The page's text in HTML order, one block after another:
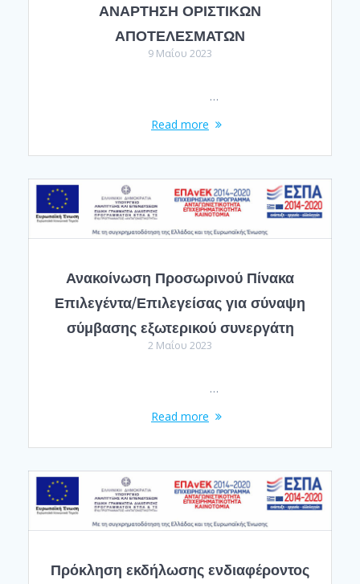
ΑΝΑΡΤΗΣΗ ΟΡΙΣΤΙΚΩΝ
ΑΠΟΤΕΛΕΣΜΑΤΩΝ
9 Μαΐου 2023
…
Read more
Ανακοίνωση Προσωρινού Πίνακα
Επιλεγέντα/Επιλεγείσας για σύναψη
σύμβασης εξωτερικού συνεργάτη
2 Μαΐου 2023
…
Read more
Πρόκληση εκδήλωσης ενδιαφέροντος